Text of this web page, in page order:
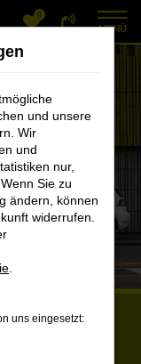
0
MENÜ
sich
und unsere
Wir
und
nur,
Sie zu
ändern, können
widerrufen.
uns eingesetzt: